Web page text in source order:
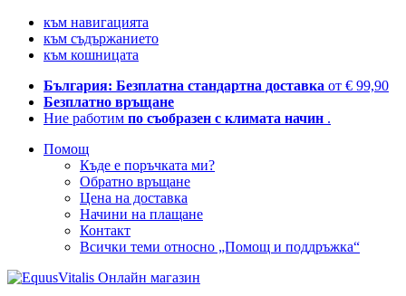
към навигацията
към съдържанието
към кошницата
България: Безплатна стандартна доставка от € 99,90
Безплатно връщане
Ние работим по съобразен с климата начин .
Помощ
Къде е поръчката ми?
Обратно връщане
Цена на доставка
Начини на плащане
Контакт
Всички теми относно „Помощ и поддръжка“